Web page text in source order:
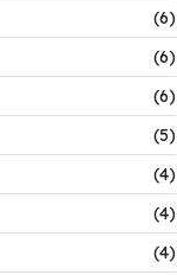
(6)
(6)
(6)
(5)
(4)
(4)
(4)